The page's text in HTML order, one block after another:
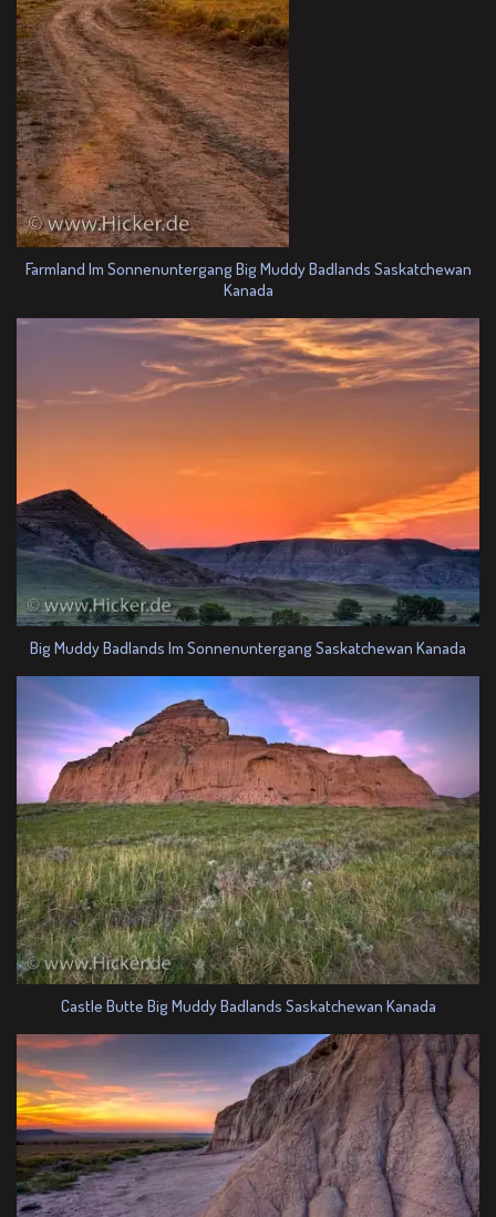
Farmland Im Sonnenuntergang Big Muddy Badlands Saskatchewan
Kanada
Big Muddy Badlands Im Sonnenuntergang Saskatchewan Kanada
Castle Butte Big Muddy Badlands Saskatchewan Kanada